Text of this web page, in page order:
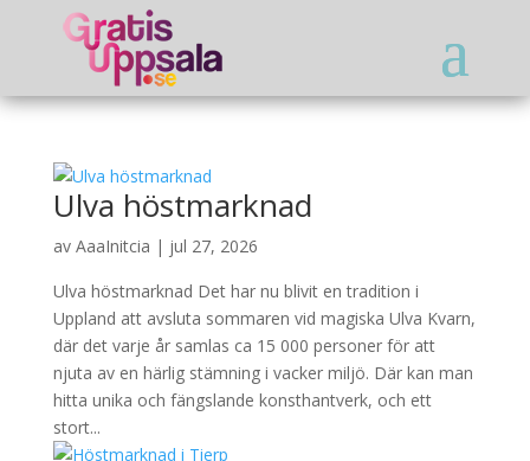
Ulva höstmarknad
av AaaInitcia | jul 27, 2026
Ulva höstmarknad Det har nu blivit en tradition i
Uppland att avsluta sommaren vid magiska Ulva Kvarn,
där det varje år samlas ca 15 000 personer för att
njuta av en härlig stämning i vacker miljö. Där kan man
hitta unika och fängslande konsthantverk, och ett
stort...